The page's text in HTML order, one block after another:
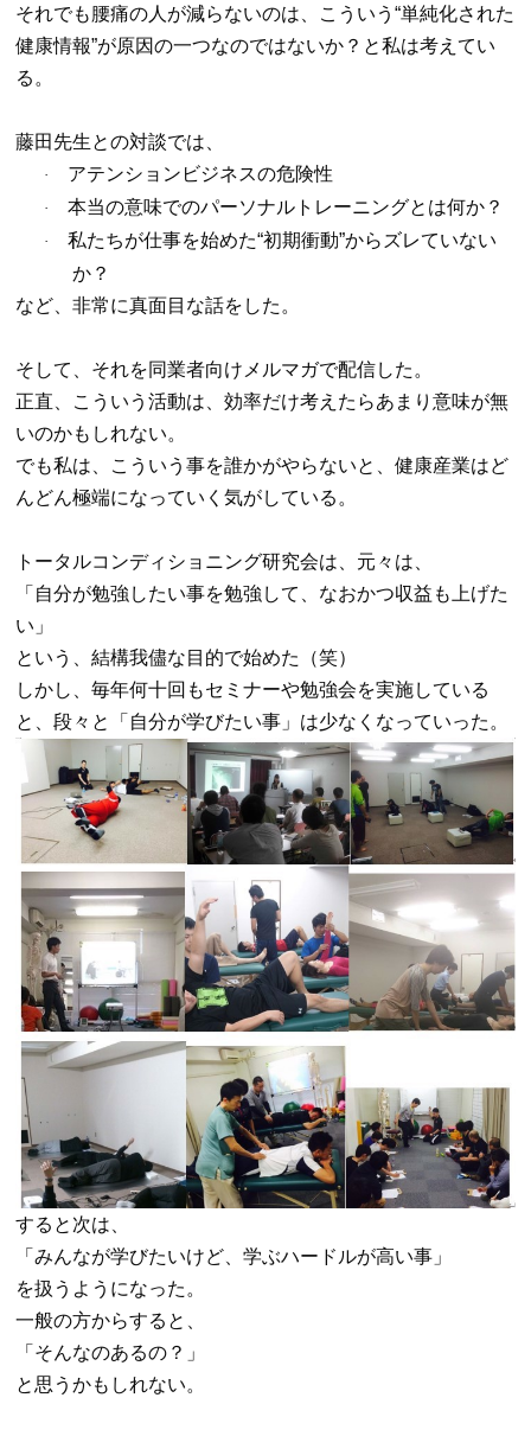
それでも腰痛の人が減らないのは、こういう“単純化された
健康情報”が原因の一つなのではないか？と私は考えてい
る。
藤田先生との対談では、
· アテンションビジネスの危険性
· 本当の意味でのパーソナルトレーニングとは何か？
· 私たちが仕事を始めた“初期衝動”からズレていない
か？
など、非常に真面目な話をした。
そして、それを同業者向けメルマガで配信した。
正直、こういう活動は、効率だけ考えたらあまり意味が無
いのかもしれない。
でも私は、こういう事を誰かがやらないと、健康産業はど
んどん極端になっていく気がしている。
トータルコンディショニング研究会は、元々は、
「自分が勉強したい事を勉強して、なおかつ収益も上げた
い」
という、結構我儘な目的で始めた（笑）
しかし、毎年何十回もセミナーや勉強会を実施している
と、段々と「自分が学びたい事」は少なくなっていった。
すると次は、
「みんなが学びたいけど、学ぶハードルが高い事」
を扱うようになった。
一般の方からすると、
「そんなのあるの？」
と思うかもしれない。